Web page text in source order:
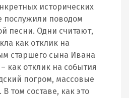
исторических
послужили поводом
песни. Одни считают,
как отклик на
старшего сына Ивана
как отклик на события
погром, массовые
том составе, как это